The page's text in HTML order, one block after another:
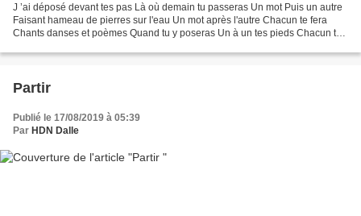
J ’ai déposé devant tes pas Là où demain tu passeras Un mot Puis un autre
Faisant hameau de pierres sur l'eau Un mot après l'autre Chacun te fera
Chants danses et poèmes Quand tu y poseras Un à un tes pieds Chacun te
Partir
Publié le 17/08/2019 à 05:39
Par HDN Dalle